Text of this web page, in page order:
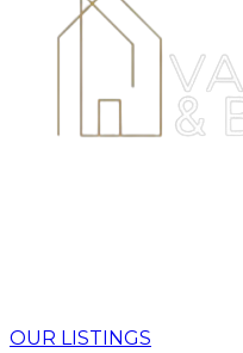
OUR LISTINGS